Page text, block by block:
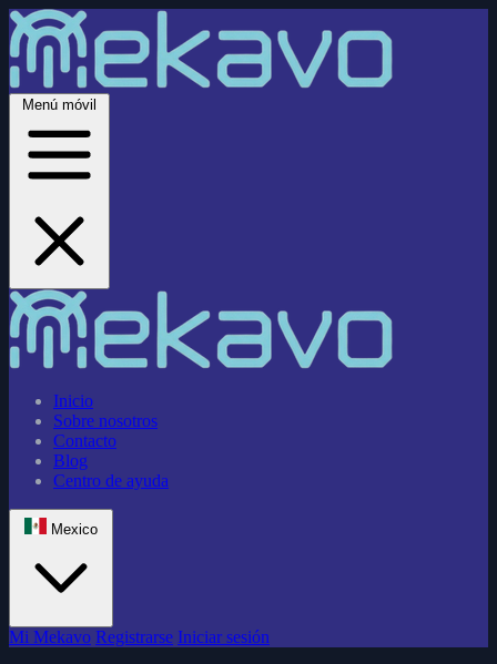
Menú móvil
Inicio
Sobre nosotros
Contacto
Blog
Centro de ayuda
Mexico
Mi Mekavo Registrarse Iniciar sesión